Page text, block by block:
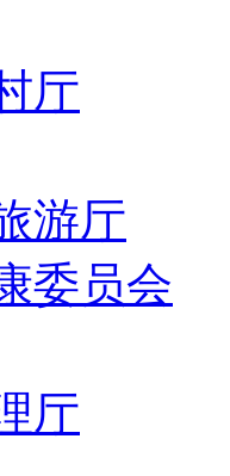
厅
游厅
委员会
厅